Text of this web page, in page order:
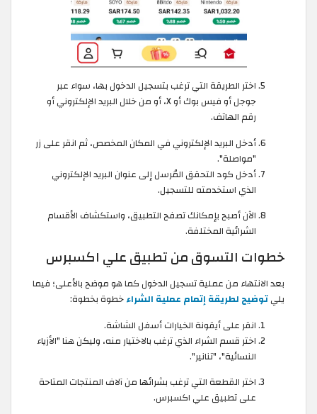
اختر الطريقة التي ترغب بتسجيل الدخول بها، سواء عبر
جوجل أو فيس بوك أو X، أو من خلال البريد الإلكتروني أو
رقم الهاتف.
أدخل البريد الإلكتروني في المكان المخصص، ثم انقر على زر
"مواصلة".
أدخل كود التحقق المُرسل إلى عنوان البريد الإلكتروني
الذي استخدمته للتسجيل.
الآن أصبح بإمكانك تصفح التطبيق، واستكشاف الأقسام
الشرائية المختلفة.
خطوات التسوق من تطبيق علي اكسبرس
بعد الانتهاء من عملية تسجيل الدخول كما هو موضح بالأعلى؛ فيما
يليتوضيح لطريقة إتمام عملية الشراءخطوة بخطوة:
انقر على أيقونة الخيارات أسفل الشاشة.
اختر قسم الشراء الذي ترغب بالاختيار منه، وليكن هنا "الأزياء
النسائية"، "تنانير".
اختر القطعة التي ترغب بشرائها من آلاف المنتجات المتاحة
على تطبيق علي اكسبرس.